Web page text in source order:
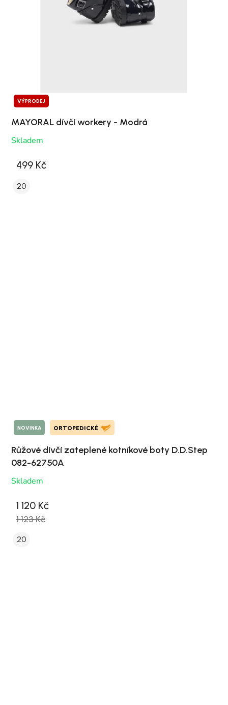
VÝPRODEJ
MAYORAL dívčí workery - Modrá
Skladem
499 Kč
20
NOVINKA ORTOPEDICKÉ
Růžové dívčí zateplené kotníkové boty D.D.Step
082-62750A
Skladem
1 120 Kč
1 123 Kč
20